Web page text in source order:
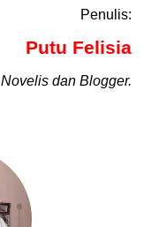
Penulis:
Putu Felisia
Novelis dan Blogger.